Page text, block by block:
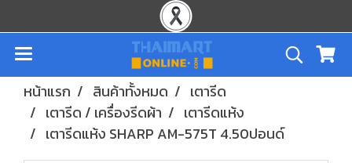
หน้าแรก สินค้าทั้งหมด
เตารีด
เตารีด / เครื่องรีดผ้า
เตารีดแห้ง
เตารีดแห้ง SHARP AM-575T 4.50ปอนด์